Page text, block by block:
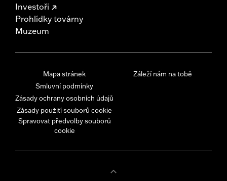
Investoři
Prohlídky továrny
Muzeum
Mapa stránek
Smluvní podmínky
Zásady ochrany osobních údajů
Zásady použití souborů cookie
Spravovat předvolby souborů
cookie
Záleží nám na tobě